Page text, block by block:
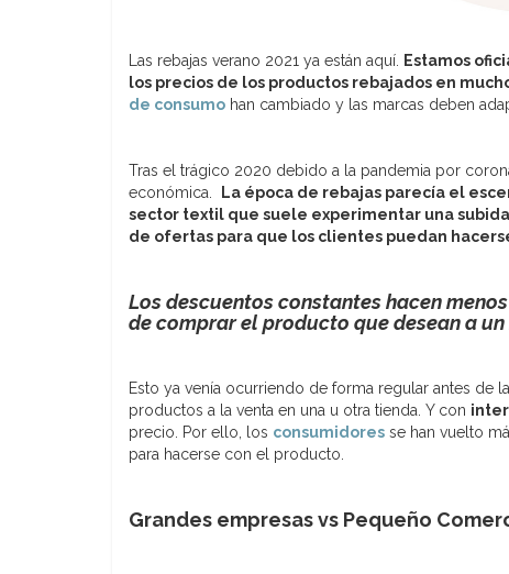
Las rebajas verano 2021 ya están aquí.
Estamos
los precios de los productos rebajados en
de consumo han cambiado y las marcas deben
Tras el trágico 2020 debido a la pandemia por
económica.
La época de rebajas parecía el
sector textil que suele experimentar una
de ofertas para que los clientes puedan
Los descuentos constantes hacen
de comprar el producto que desean a
Esto ya venía ocurriendo de forma regular antes de
productos a la venta en una u otra tienda. Y con
precio. Por ello, los consumidores se han vuelto
para hacerse con el producto.
Grandes empresas vs Pequeño